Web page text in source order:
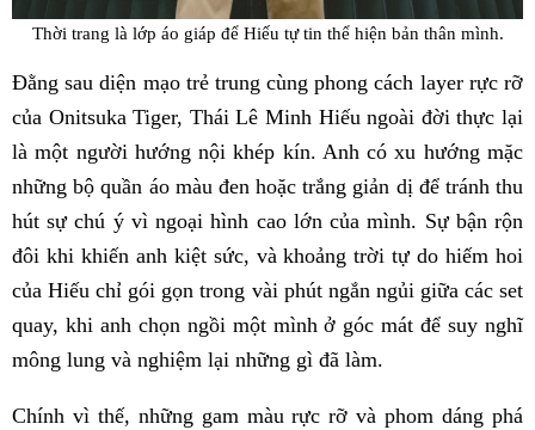
Thời trang là lớp áo giáp để Hiếu tự tin thể hiện bản thân mình.
Đằng sau diện mạo trẻ trung cùng phong cách layer rực rỡ
của Onitsuka Tiger, Thái Lê Minh Hiếu ngoài đời thực lại
là một người hướng nội khép kín. Anh có xu hướng mặc
những bộ quần áo màu đen hoặc trắng giản dị để tránh thu
hút sự chú ý vì ngoại hình cao lớn của mình. Sự bận rộn
đôi khi khiến anh kiệt sức, và khoảng trời tự do hiếm hoi
của Hiếu chỉ gói gọn trong vài phút ngắn ngủi giữa các set
quay, khi anh chọn ngồi một mình ở góc mát để suy nghĩ
mông lung và nghiệm lại những gì đã làm.
Chính vì thế, những gam màu rực rỡ và phom dáng phá